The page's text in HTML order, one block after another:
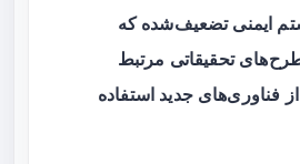
ایمنی تضعیف‌شده که
تحقیقاتی مرتبط
فناوری‌های جدید استفاده